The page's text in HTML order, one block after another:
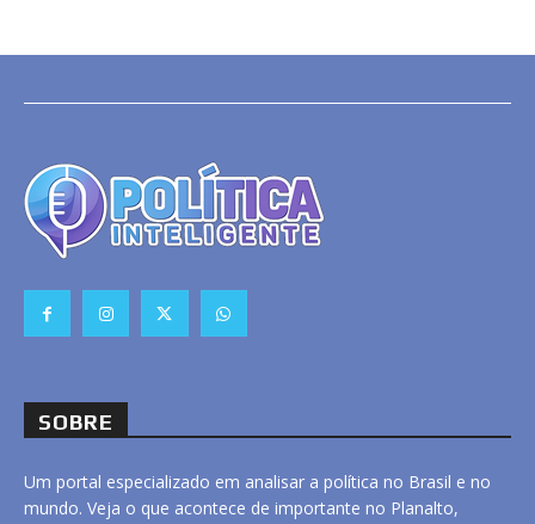
SOBRE
Um portal especializado em analisar a política no Brasil e no
mundo. Veja o que acontece de importante no Planalto,